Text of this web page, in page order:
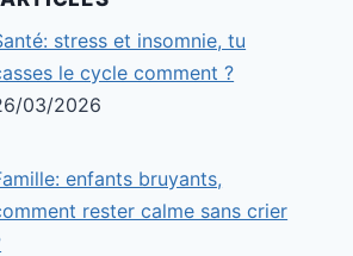
stress et insomnie, tu
le cycle comment ?
03/2026
enfants bruyants,
rester calme sans crier